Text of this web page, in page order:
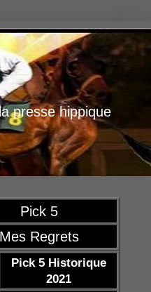
presse hippique
Pick 5
Mes Regrets
Pick 5 Historique
2021